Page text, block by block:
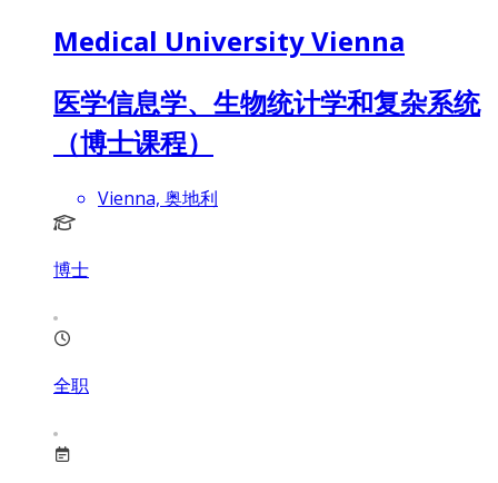
Medical University Vienna
医学信息学、生物统计学和复杂系统
（博士课程）
Vienna, 奥地利
博士
全职